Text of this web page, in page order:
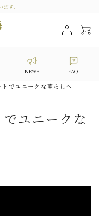
す。
NEWS FAQ
でユニークな暮らしへ
ユニークな